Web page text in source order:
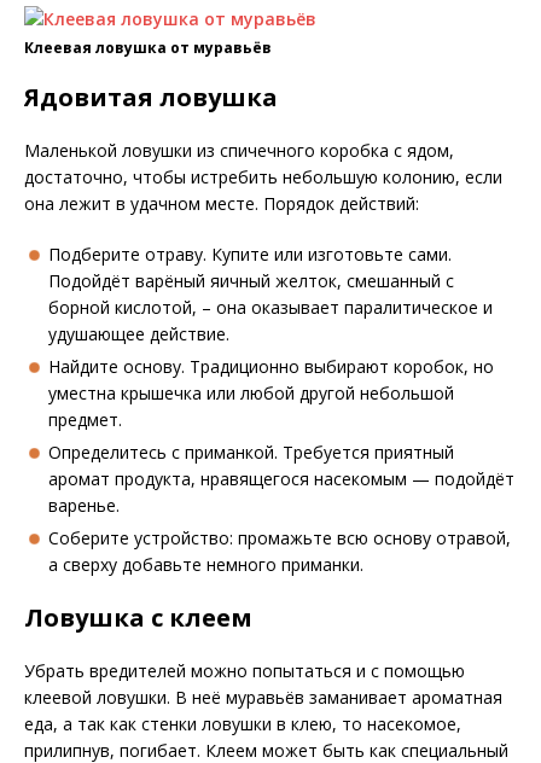
Клеевая ловушка от муравьёв
Ядовитая ловушка
Маленькой ловушки из спичечного коробка с ядом,
достаточно, чтобы истребить небольшую колонию, если
она лежит в удачном месте. Порядок действий:
Подберите отраву. Купите или изготовьте сами.
Подойдёт варёный яичный желток, смешанный с
борной кислотой, – она оказывает паралитическое и
удушающее действие.
Найдите основу. Традиционно выбирают коробок, но
уместна крышечка или любой другой небольшой
предмет.
Определитесь с приманкой. Требуется приятный
аромат продукта, нравящегося насекомым — подойдёт
варенье.
Соберите устройство: промажьте всю основу отравой,
а сверху добавьте немного приманки.
Ловушка с клеем
Убрать вредителей можно попытаться и с помощью
клеевой ловушки. В неё муравьёв заманивает ароматная
еда, а так как стенки ловушки в клею, то насекомое,
прилипнув, погибает. Клеем может быть как специальный